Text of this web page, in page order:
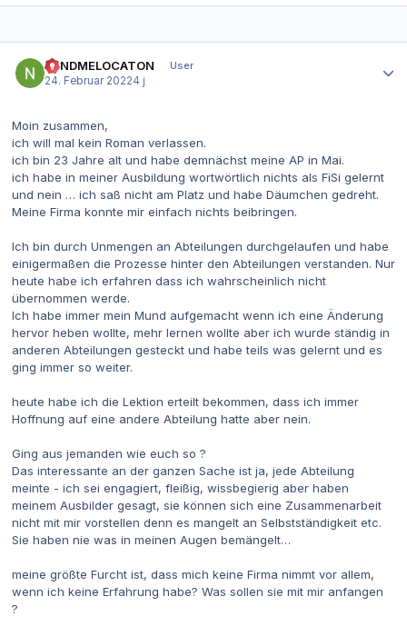
SENDMELOCATON
User
24. Februar 20224 j
Moin zusammen,
ich will mal kein Roman verlassen.
ich bin 23 Jahre alt und habe demnächst meine AP in Mai.
ich habe in meiner Ausbildung wortwörtlich nichts als FiSi gelernt
und nein … ich saß nicht am Platz und habe Däumchen gedreht.
Meine Firma konnte mir einfach nichts beibringen.
Ich bin durch Unmengen an Abteilungen durchgelaufen und habe
einigermaßen die Prozesse hinter den Abteilungen verstanden. Nur
heute habe ich erfahren dass ich wahrscheinlich nicht
übernommen werde.
Ich habe immer mein Mund aufgemacht wenn ich eine Änderung
hervor heben wollte, mehr lernen wollte aber ich wurde ständig in
anderen Abteilungen gesteckt und habe teils was gelernt und es
ging immer so weiter.
heute habe ich die Lektion erteilt bekommen, dass ich immer
Hoffnung auf eine andere Abteilung hatte aber nein.
Ging aus jemanden wie euch so ?
Das interessante an der ganzen Sache ist ja, jede Abteilung
meinte - ich sei engagiert, fleißig, wissbegierig aber haben
meinem Ausbilder gesagt, sie können sich eine Zusammenarbeit
nicht mit mir vorstellen denn es mangelt an Selbstständigkeit etc.
Sie haben nie was in meinen Augen bemängelt…
meine größte Furcht ist, dass mich keine Firma nimmt vor allem,
wenn ich keine Erfahrung habe? Was sollen sie mit mir anfangen
?